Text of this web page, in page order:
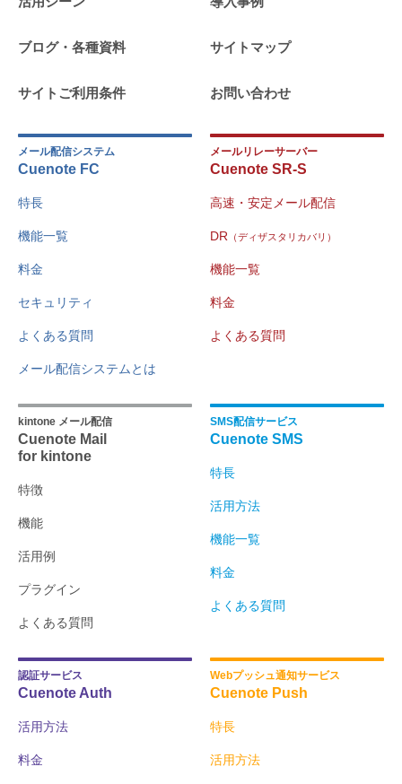
ブログ・各種資料 サイトマップ
サイトご利用条件 お問い合わせ
メール配信システム
Cuenote FC
特長
機能一覧
料金
セキュリティ
よくある質問
メール配信システムとは
メールリレーサーバー
Cuenote SR-S
高速・安定メール配信
DR （ディザスタリカバリ）
機能一覧
料金
よくある質問
kintone メール配信
Cuenote Mail
for kintone
特徴
機能
活用例
プラグイン
よくある質問
SMS配信サービス
Cuenote SMS
特長
活用方法
機能一覧
料金
よくある質問
認証サービス
Cuenote Auth
活用方法
料金
Webプッシュ通知サービス
Cuenote Push
特長
活用方法